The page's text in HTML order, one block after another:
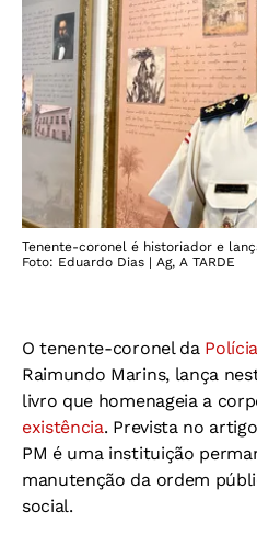
Tenente-coronel é historiador e
Foto: Eduardo Dias | Ag, A TARDE
O tenente-coronel da
Raimundo Marins, lança
livro que homenageia a
existência. Prevista no
PM é uma instituição
manutenção da ordem
social.